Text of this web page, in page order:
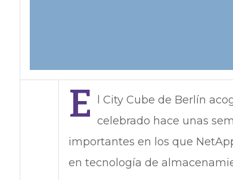
E l City Cube de Berlín
celebrado hace unas
importantes en los que
en tecnología de